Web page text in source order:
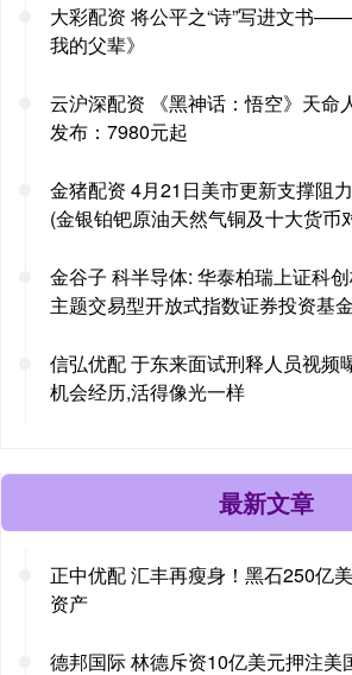
大彩配资 将公平之“诗”写进文书
我的父辈》
云沪深配资 《黑神话：悟空》天命
发布：7980元起
金猪配资 4月21日美市更新支撑阻
(金银铂钯原油天然气铜及十大货币
金谷子 科半导体: 华泰柏瑞上证科
主题交易型开放式指数证券投资基
信弘优配 于东来面试刑释人员视频
机会经历,活得像光一样
最新文章
正中优配 汇丰再瘦身！黑石250亿
资产
德邦国际 林德斥资10亿美元押注美